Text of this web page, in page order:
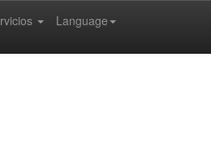
Language